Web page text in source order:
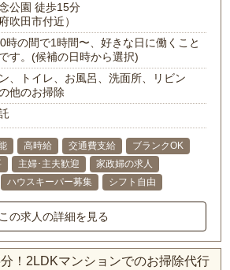
公園 徒歩15分
吹田市付近）
時の間で1時間〜、好きな日に働くこと
す。(候補の日時から選択)
、トイレ、お風呂、洗面所、リビン
他のお掃除
高時給 交通費支給
ブランクOK
主婦･主夫歓迎
家政婦の求人
ハウスキーパー募集 シフト自由
この求人の詳細を見る
！2LDKマンションでのお掃除代行